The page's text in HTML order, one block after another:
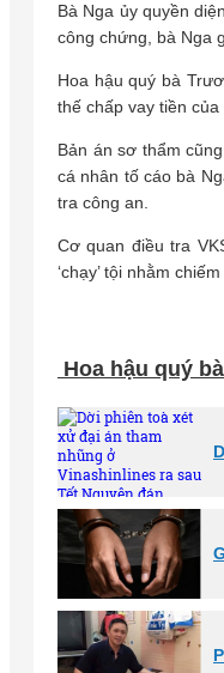
Bà Nga ủy quyền
công chứng, bà Nga
Hoa hậu quý bà
thế chấp vay tiền của
Bản án sơ thẩm
cá nhân tố cáo bà
tra công an.
Cơ quan điều tra
‘chạy’ tội nhằm
Hoa hậu quý